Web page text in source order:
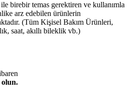
birebir temas gerektiren ve kullanımla
arz edebilen ürünlerin
(Tüm Kişisel Bakım Ürünleri,
saat, akıllı bileklik vb.)
olun.